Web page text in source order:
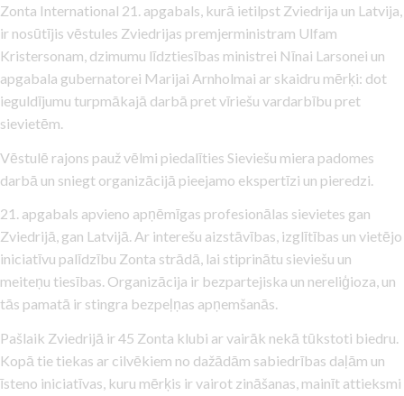
Zonta International 21. apgabals, kurā ietilpst Zviedrija un Latvija,
ir nosūtījis vēstules Zviedrijas premjerministram Ulfam
Kristersonam, dzimumu līdztiesības ministrei Nīnai Larsonei un
apgabala gubernatorei Marijai Arnholmai ar skaidru mērķi: dot
ieguldījumu turpmākajā darbā pret vīriešu vardarbību pret
sievietēm.
Vēstulē rajons pauž vēlmi piedalīties Sieviešu miera padomes
darbā un sniegt organizācijā pieejamo ekspertīzi un pieredzi.
21. apgabals apvieno apņēmīgas profesionālas sievietes gan
Zviedrijā, gan Latvijā. Ar interešu aizstāvības, izglītības un vietējo
iniciatīvu palīdzību Zonta strādā, lai stiprinātu sieviešu un
meiteņu tiesības. Organizācija ir bezpartejiska un nereliģioza, un
tās pamatā ir stingra bezpeļņas apņemšanās.
Pašlaik Zviedrijā ir 45 Zonta klubi ar vairāk nekā tūkstoti biedru.
Kopā tie tiekas ar cilvēkiem no dažādām sabiedrības daļām un
īsteno iniciatīvas, kuru mērķis ir vairot zināšanas, mainīt attieksmi